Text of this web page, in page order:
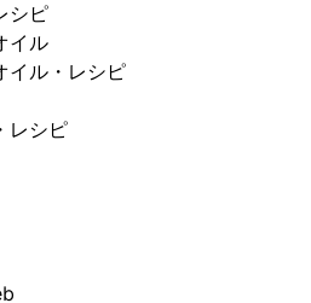
シピ
イル
イル・レシピ
レシピ